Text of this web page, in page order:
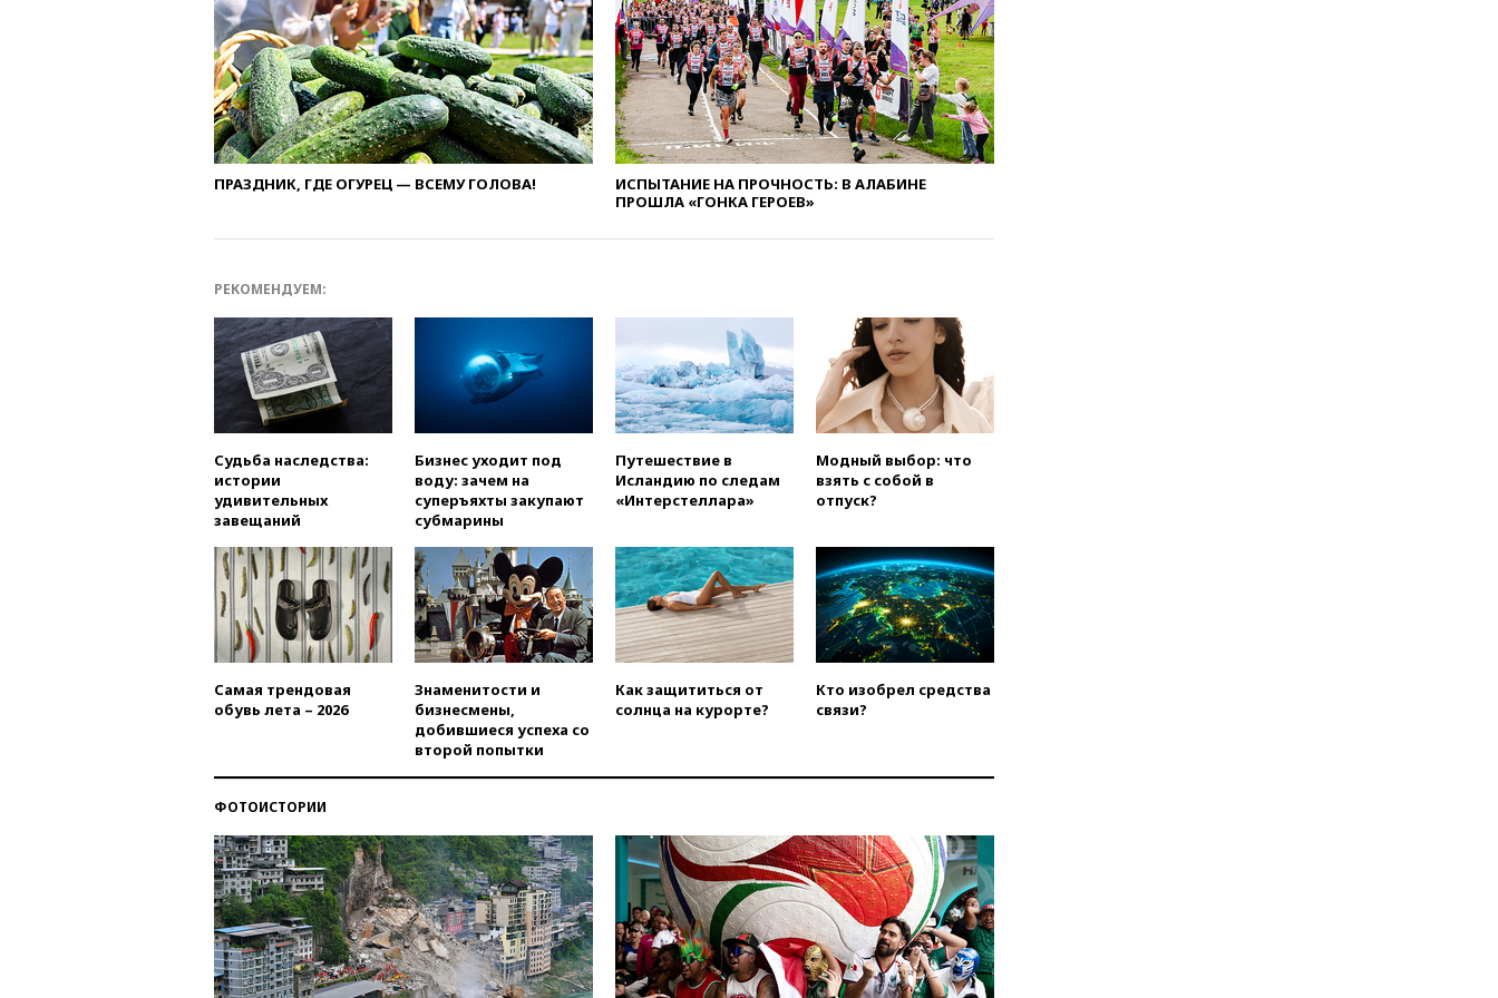
вчера, 22:45
Литовец
протаранил погранпункт при
попытке попасть в Россию
вчера, 22:28Бессент
анонсировал скорое
соглашение о прекращении
огня США и Ирана
вчера, 22:15
при нападении в Чехии
РЛС для Белгородской
вчера, 21:56The Atlantic: Маск
отказал Украине в
использовании Starlink для
атак вглубь РФ
вчера, 21:35После пожара на
складе в Брянске возбудили
уголовное дело
РФ по гимнастике получили
официальный отказ в визах от
Хорватии
вчера, 21:15 Пентагон
опубликовал 16 новых видео с
вчера, 21:00 На границе
вчера, 20:53Швыдкой:
вчера, 20:45ПВО за день
сбила еще 75 украинских
беспилотников над Россией
вчера, 20:35 Велосипедист
погиб при атаке FPV-дрона в
Белгородской области
ПРАЗДНИК, ГДЕ ОГУРЕЦ — ВСЕМУ ГОЛОВА!
ИСПЫТАНИЕ НА ПРОЧНОСТЬ: В АЛАБИНЕ
ПРОШЛА «ГОНКА ГЕРОЕВ»
РЕКОМЕНДУЕМ:
Судьба наследства:
истории
удивительных
завещаний
Бизнес уходит под
воду: зачем на
суперъяхты закупают
субмарины
Путешествие в
Исландию по следам
«Интерстеллара»
Модный выбор: что
взять с собой в
отпуск?
Самая трендовая
обувь лета – 2026
Знаменитости и
бизнесмены,
добившиеся успеха со
второй попытки
Как защититься от
солнца на курорте?
Кто изобрел средства
связи?
ФОТОИСТОРИИ